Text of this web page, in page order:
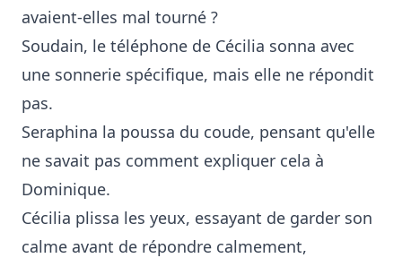
avaient-elles mal tourné ?
Soudain, le téléphone de Cécilia sonna avec
une sonnerie spécifique, mais elle ne répondit
pas.
Seraphina la poussa du coude, pensant qu'elle
ne savait pas comment expliquer cela à
Dominique.
Cécilia plissa les yeux, essayant de garder son
calme avant de répondre calmement,